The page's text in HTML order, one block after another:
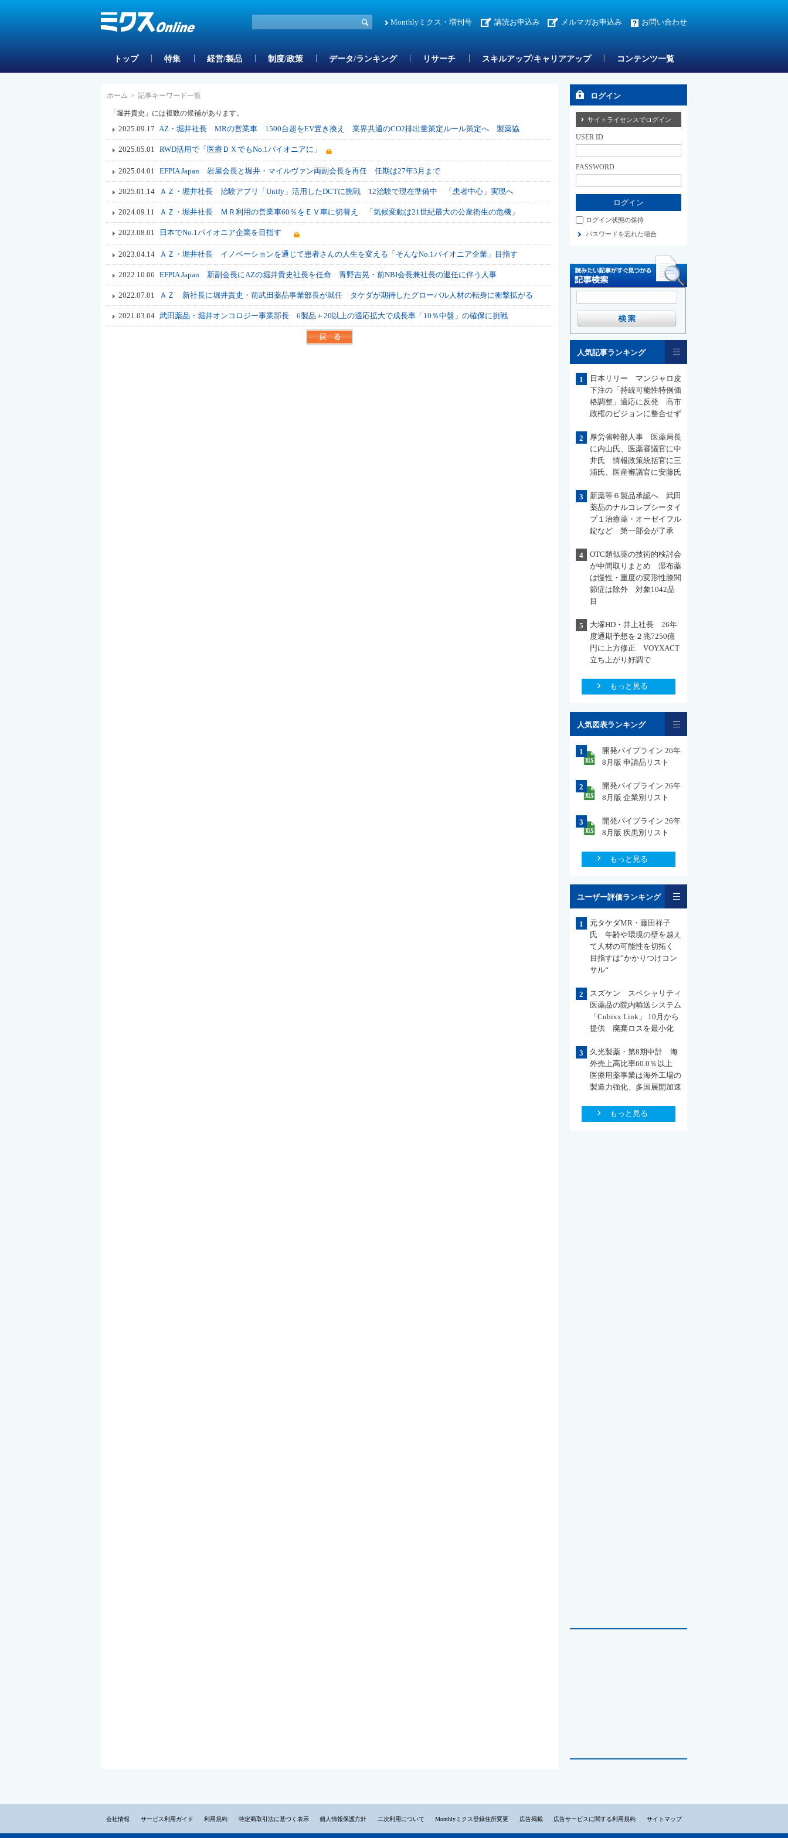
Monthlyミクス・増刊号 講読お申込み メルマガお申込み お問い合わせ
トップ 特集 経営/製品 制度/政策 データ/ランキング リサーチ スキルアップ/キャリアアップ コンテンツ一覧
ホーム > 記事キーワード一覧
「堀井貴史」には複数の候補があります。
2025.09.17 AZ・堀井社長 MRの営業車 1500台超をEV置き換え 業界共通のCO2排出量策定ルール策定へ 製薬協
2025.05.01 RWD活用で「医療ＤＸでもNo.1パイオニアに」
2025.04.01 EFPIA Japan 岩屋会長と堀井・マイルヴァン両副会長を再任 任期は27年3月まで
2025.01.14 ＡＺ・堀井社長 治験アプリ「Unify」活用したDCTに挑戦 12治験で現在準備中 「患者中心」実現へ
2024.09.11 ＡＺ・堀井社長 ＭＲ利用の営業車60％をＥＶ車に切替え 「気候変動は21世紀最大の公衆衛生の危機」
2023.08.01 日本でNo.1パイオニア企業を目指す
2023.04.14 ＡＺ・堀井社長 イノベーションを通じて患者さんの人生を変える「そんなNo.1パイオニア企業」目指す
2022.10.06 EFPIA Japan 新副会長にAZの堀井貴史社長を任命 青野吉晃・前NBI会長兼社長の退任に伴う人事
2022.07.01 ＡＺ 新社長に堀井貴史・前武田薬品事業部長が就任 タケダが期待したグローバル人材の転身に衝撃拡がる
2021.03.04 武田薬品・堀井オンコロジー事業部長 6製品＋20以上の適応拡大で成長率「10％中盤」の確保に挑戦
ログイン
サイトライセンスでログイン
USER ID
PASSWORD
ログイン状態の保持
パスワードを忘れた場合
人気記事ランキング
1
日本リリー マンジャロ皮
下注の「持続可能性特例価
格調整」適応に反発 高市
政権のビジョンに整合せず
2
厚労省幹部人事 医薬局長
に内山氏、医薬審議官に中
井氏 情報政策統括官に三
浦氏、医産審議官に安藤氏
3
新薬等６製品承認へ 武田
薬品のナルコレプシータイ
プ１治療薬・オーゼイフル
錠など 第一部会が了承
4
OTC類似薬の技術的検討会
が中間取りまとめ 湿布薬
は慢性・重度の変形性膝関
節症は除外 対象1042品
目
5
大塚HD・井上社長 26年
度通期予想を２兆7250億
円に上方修正 VOYXACT
立ち上がり好調で
もっと見る
人気図表ランキング
1
開発パイプライン 26年
8月版 申請品リスト
2
開発パイプライン 26年
8月版 企業別リスト
3
開発パイプライン 26年
8月版 疾患別リスト
もっと見る
ユーザー評価ランキング
1
元タケダMR・藤田祥子
氏 年齢や環境の壁を越え
て人材の可能性を切拓く
目指すは”かかりつけコン
サル“
2
スズケン スペシャリティ
医薬品の院内輸送システム
「Cubixx Link」 10月から
提供 廃棄ロスを最小化
3
久光製薬・第8期中計 海
外売上高比率60.0％以上
医療用薬事業は海外工場の
製造力強化、多国展開加速
もっと見る
会社情報 サービス利用ガイド 利用規約 特定商取引法に基づく表示 個人情報保護方針 二次利用について Monthlyミクス登録住所変更 広告掲載 広告サービスに関する利用規約 サイトマップ